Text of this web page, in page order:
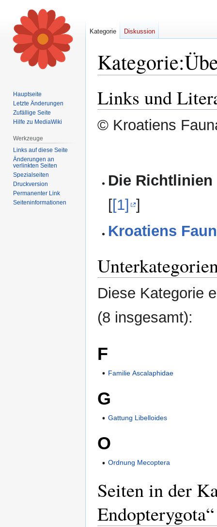
Kategorie:
Navigation
springen
Suche
springen
Links und
© Kroatiens
Die
[[1] ]
Kroatiens
Diese Kategorie
(8 insgesamt):
F
Familie Ascalaphidae
G
Gattung Libelloides
O
Ordnung Mecoptera
Seiten in der
Endopterygota“
Kategorie Diskussion
Hauptseite
Letzte Änderungen
Zufällige Seite
Hilfe zu MediaWiki
Werkzeuge
Links auf diese Seite
Änderungen an
verlinkten Seiten
Spezialseiten
Druckversion
Permanenter Link
Seiten­informationen